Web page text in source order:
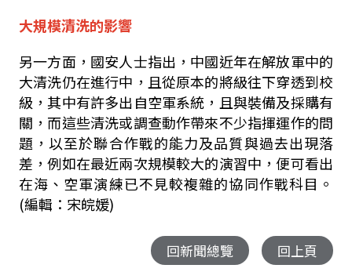
大規模清洗的影響
另一方面，國安人士指出，中國近年在解放軍中的
大清洗仍在進行中，且從原本的將級往下穿透到校
級，其中有許多出自空軍系統，且與裝備及採購有
關，而這些清洗或調查動作帶來不少指揮運作的問
題，以至於聯合作戰的能力及品質與過去出現落
差，例如在最近兩次規模較大的演習中，便可看出
在海、空軍演練已不見較複雜的協同作戰科目。
(編輯：宋皖媛)
回新聞總覽 回上頁